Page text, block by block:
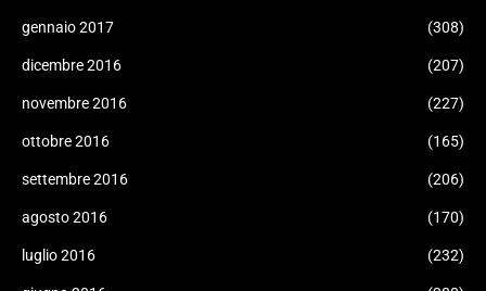
gennaio 2017 (308)
dicembre 2016 (207)
novembre 2016 (227)
ottobre 2016 (165)
settembre 2016 (206)
agosto 2016 (170)
luglio 2016 (232)